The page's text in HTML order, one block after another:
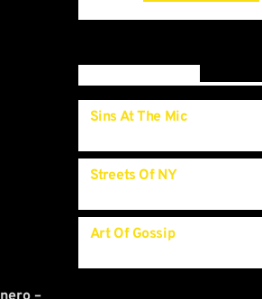
category.Curabitur id lacus felis.
mauris, auctor eget tellus nec,
Sins At The Mic
Streets Of NY
Art Of Gossip